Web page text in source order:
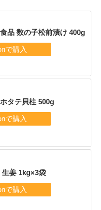
品 数の子松前漬け 400g
タテ貝柱 500g
姜 1kg×3袋